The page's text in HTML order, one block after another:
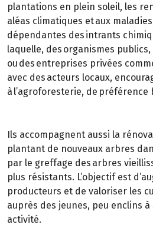
plantations en plein soleil, les
aléas climatiques et aux
dépendantes des intrants
laquelle, des organismes publics,
ou des entreprises privées
avec des acteurs locaux,
à l’agroforesterie, de préférence
Ils accompagnent aussi la
plantant de nouveaux arbres
par le greffage des arbres
plus résistants. L’objectif est
producteurs et de valoriser les
auprès des jeunes, peu enclins
activité.